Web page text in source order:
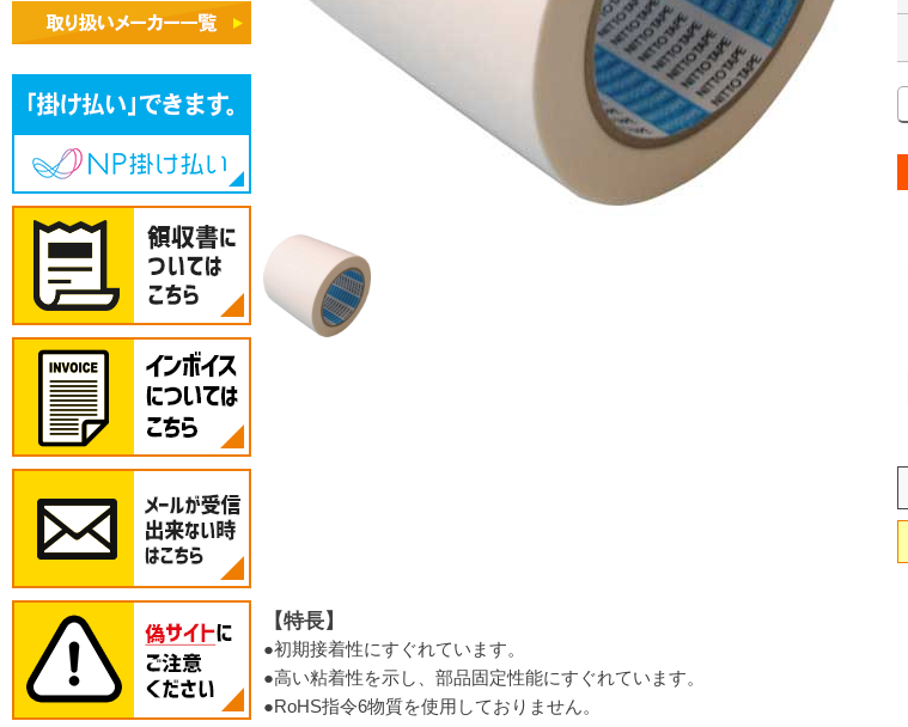
【特長】
●初期接着性にすぐれています。
●高い粘着性を示し、部品固定性能にすぐれています。
●RoHS指令6物質を使用しておりません。